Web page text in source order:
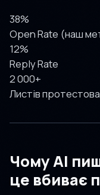
38%
Open Rate (наш
12%
Reply Rate
2 000+
Листів
Чому AI
це вбиває